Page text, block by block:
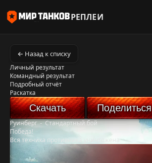
РЕПЛЕИ
← Назад к списку
Личный результат
Командный результат
Подробный отчёт
Раскатка
Скачать Поделиться
Руинберг-Стандартный бой
Победа!
Вся техника противника уничтожена